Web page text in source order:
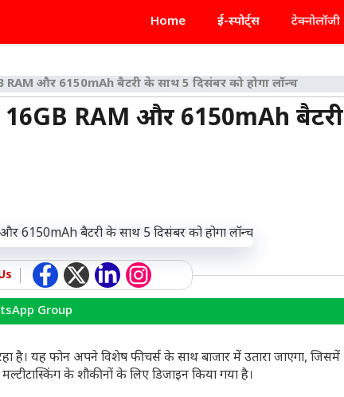
Home ई-स्पोर्ट्स टेक्नोलॉजी
RAM और 6150mAh बैटरी के साथ 5 दिसंबर को होगा लॉन्च
RAM और 6150mAh बैटरी
Group
है। यह फोन अपने विशेष फीचर्स के साथ बाजार में उतारा जाएगा, जिसमें
के शौकीनों के लिए डिजाइन किया गया है।